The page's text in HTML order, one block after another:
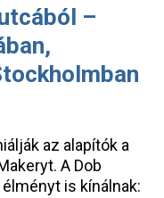
–
az alapítók a
A Dob
is kínálnak: